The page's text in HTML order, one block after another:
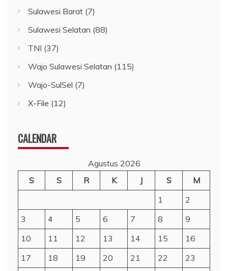
Sulawesi Barat (7)
Sulawesi Selatan (88)
TNI (37)
Wajo Sulawesi Selatan (115)
Wajo-SulSel (7)
X-File (12)
CALENDAR
Agustus 2026
S
S R K J S
M
1
2
3
4 5 6 7 8
9
10
11 12 13 14 15
16
17
18 19 20 21 22
23